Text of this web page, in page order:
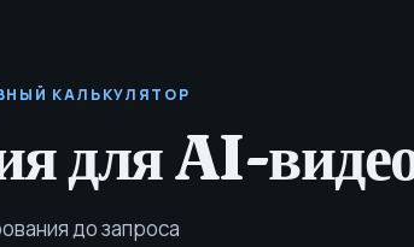
КАЛЬКУЛЯТОР
для AI-
до запроса